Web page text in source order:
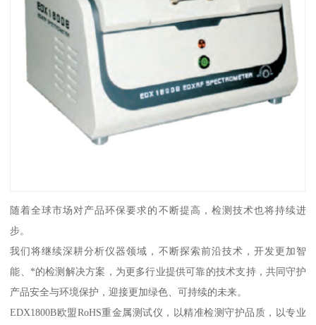
随着全球市场对产品环保要求的不断提高，检测技术也将持续进
步。
我们将继续深耕分析仪器领域，不断探索前沿技术，开发更加智
能、*的检测解决方案，为更多行业提供可靠的技术支持，共同守护
产品安全与环境保护，迎接更加绿色、可持续的未来。
EDX1800B欧盟RoHS重金属测试仪，以精准检测守护品质，以专业